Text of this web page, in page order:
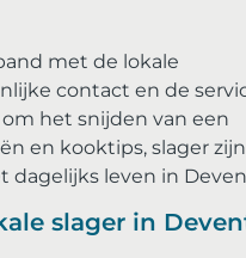
met de lokale
contact en de
het snijden van een
en kooktips, slager
dagelijks leven in
slager in